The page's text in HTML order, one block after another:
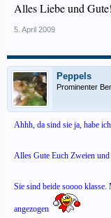
Alles Liebe und Gute!
5. April 2009
Peppels
Prominenter
Ahhh, da sind sie ja, habe
Alles Gute Euch Zweien
Sie sind beide soooo
angezogen